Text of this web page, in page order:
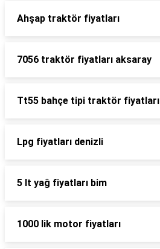
Ahşap traktör fiyatları
7056 traktör fiyatları aksaray
Tt55 bahçe tipi traktör fiyatları
Lpg fiyatları denizli
5 lt yağ fiyatları bim
1000 lik motor fiyatları